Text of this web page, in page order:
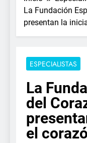
La Fundación
presentan la
ESPECIALISTAS
La
del
el